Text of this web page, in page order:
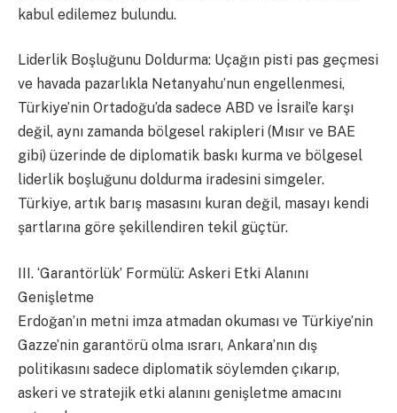
kabul edilemez bulundu.
​Liderlik Boşluğunu Doldurma: Uçağın pisti pas geçmesi
ve havada pazarlıkla Netanyahu’nun engellenmesi,
Türkiye’nin Ortadoğu’da sadece ABD ve İsrail’e karşı
değil, aynı zamanda bölgesel rakipleri (Mısır ve BAE
gibi) üzerinde de diplomatik baskı kurma ve bölgesel
liderlik boşluğunu doldurma iradesini simgeler.
Türkiye, artık barış masasını kuran değil, masayı kendi
şartlarına göre şekillendiren tekil güçtür.
​III. ‘Garantörlük’ Formülü: Askeri Etki Alanını
Genişletme
​Erdoğan’ın metni imza atmadan okuması ve Türkiye’nin
Gazze’nin garantörü olma ısrarı, Ankara’nın dış
politikasını sadece diplomatik söylemden çıkarıp,
askeri ve stratejik etki alanını genişletme amacını